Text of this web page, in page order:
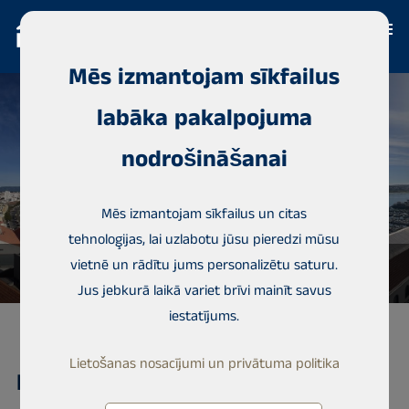
Dzīvoklis, Rua D Carlos e Rua Frei
Mēs izmantojam sīkfailus
labāka pakalpojuma
nodrošināšanai
Mēs izmantojam sīkfailus un citas
tehnoloģijas, lai uzlabotu jūsu pieredzi mūsu
vietnē un rādītu jums personalizētu saturu.
Jus jebkurā laikā variet brīvi mainīt savus
iestatījums.
Lietošanas nosacījumi un privātuma politika